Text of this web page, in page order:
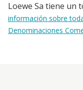
Loewe Sa tiene un
información sobre
Denominaciones